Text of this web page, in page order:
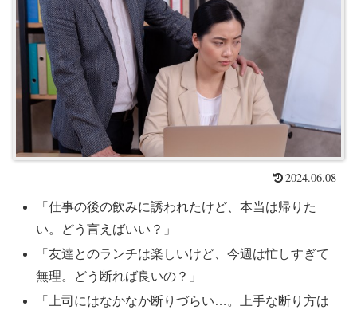
2024.06.08
「仕事の後の飲みに誘われたけど、本当は帰りた
い。どう言えばいい？」
「友達とのランチは楽しいけど、今週は忙しすぎて
無理。どう断れば良いの？」
「上司にはなかなか断りづらい…。上手な断り方は